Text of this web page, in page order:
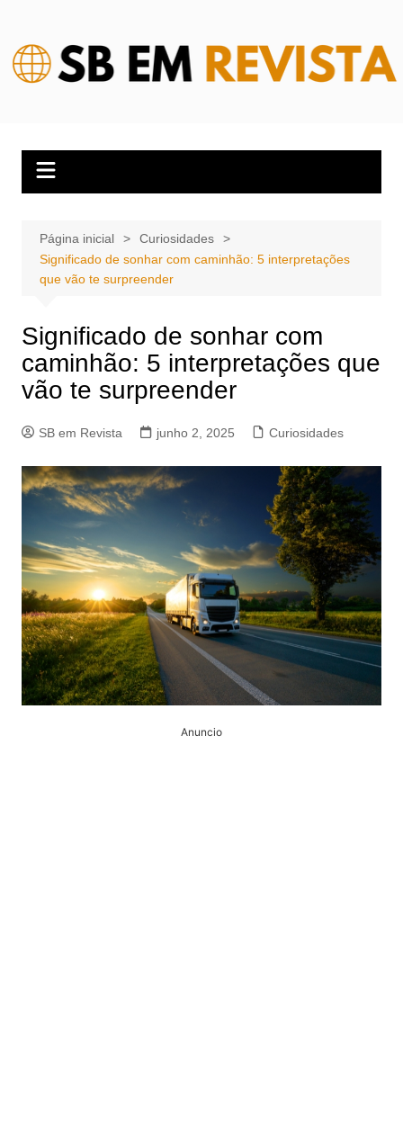
conteúdo
Página inicial
Curiosidades
Significado de sonhar com caminhão: 5 interpretações
que vão te surpreender
Significado de sonhar com
caminhão: 5 interpretações que
vão te surpreender
SB em Revista junho 2, 2025 Curiosidades
Anuncio